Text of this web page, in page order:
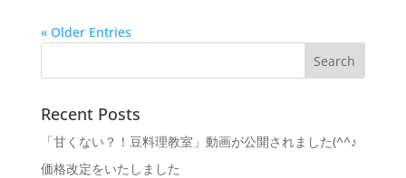
« Older Entries
Recent Posts
「甘くない？！豆料理教室」動画が公開されました(^^♪
価格改定をいたしました